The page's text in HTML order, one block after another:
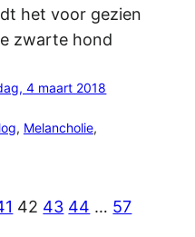
het voor gezien
zwarte hond
4 maart 2018
, Melancholie,
42 43 44 … 57